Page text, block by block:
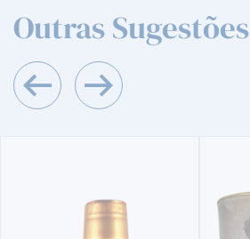
Outras Sugestões